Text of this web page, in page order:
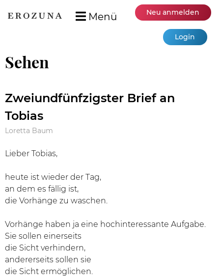
Menü Neu anmelden
Login
Sehen
Zweiundfünfzigster Brief an
Tobias
Loretta Baum
Lieber Tobias,
heute ist wieder der Tag,
an dem es fällig ist,
die Vorhänge zu waschen.
Vorhänge haben ja eine hochinteressante Aufgabe.
Sie sollen einerseits
die Sicht verhindern,
andererseits sollen sie
die Sicht ermöglichen.